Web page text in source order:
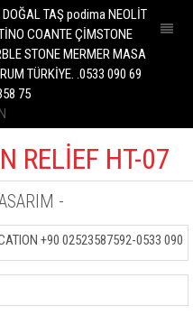
RELİEF HT-07
-
+90 02523587592-0533 090